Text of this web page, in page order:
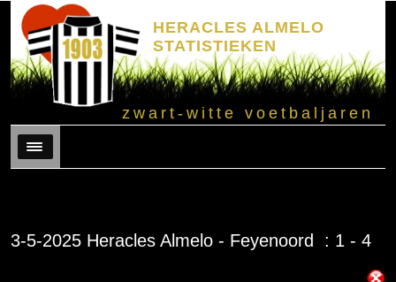
HERACLES ALMELO
STATISTIEKEN
zwart-witte voetbaljaren
Menu
3-5-2025 Heracles Almelo - Feyenoord : 1 - 4